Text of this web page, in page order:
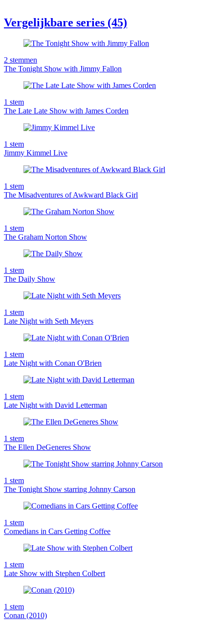
Vergelijkbare series (45)
2 stemmen
The Tonight Show with Jimmy Fallon
1 stem
The Late Late Show with James Corden
1 stem
Jimmy Kimmel Live
1 stem
The Misadventures of Awkward Black Girl
1 stem
The Graham Norton Show
1 stem
The Daily Show
1 stem
Late Night with Seth Meyers
1 stem
Late Night with Conan O'Brien
1 stem
Late Night with David Letterman
1 stem
The Ellen DeGeneres Show
1 stem
The Tonight Show starring Johnny Carson
1 stem
Comedians in Cars Getting Coffee
1 stem
Late Show with Stephen Colbert
1 stem
Conan (2010)